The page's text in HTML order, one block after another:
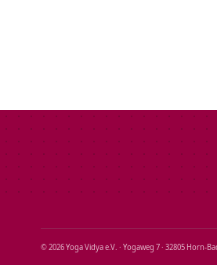
© 2026 Yoga Vidya e.V. · Yogaweg 7 · 32805